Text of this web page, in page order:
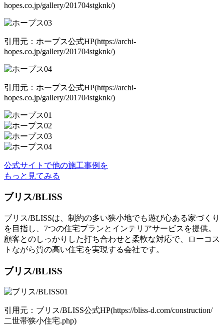
hopes.co.jp/gallery/201704stgknk/)
引用元：ホープス公式HP(https://archi-
hopes.co.jp/gallery/201704stgknk/)
引用元：ホープス公式HP(https://archi-
hopes.co.jp/gallery/201704stgknk/)
公式サイトで他の施工事例を
もっと見てみる
ブリス/BLISS
ブリス/BLISSは、制約の多い狭小地でも遊び心ある家づくり
を目指し、7つの住宅プランとインテリアサービスを提供。
顧客とのしっかりした打ち合わせと柔軟な対応で、ローコス
トながら質の高い住宅を実現する会社です。
ブリス/BLISS
引用元：ブリス/BLISS公式HP(https://bliss-d.com/construction/
二世帯狭小住宅.php)